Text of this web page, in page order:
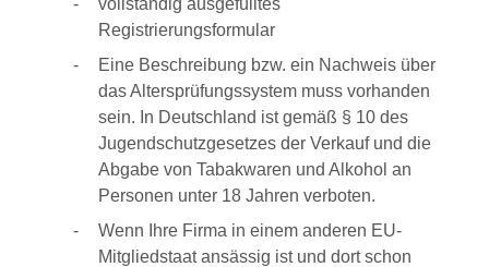
vollständig ausgefülltes
Registrierungsformular
Eine Beschreibung bzw. ein Nachweis über
das Altersprüfungssystem muss vorhanden
sein. In Deutschland ist gemäß § 10 des
Jugendschutzgesetzes der Verkauf und die
Abgabe von Tabakwaren und Alkohol an
Personen unter 18 Jahren verboten.
Wenn Ihre Firma in einem anderen EU-
Mitgliedstaat ansässig ist und dort schon